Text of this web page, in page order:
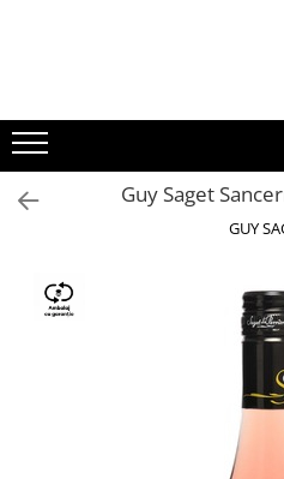
BERE
CAFEA
DEODORANTE
PARFUMURI
Guy Saget
GUY